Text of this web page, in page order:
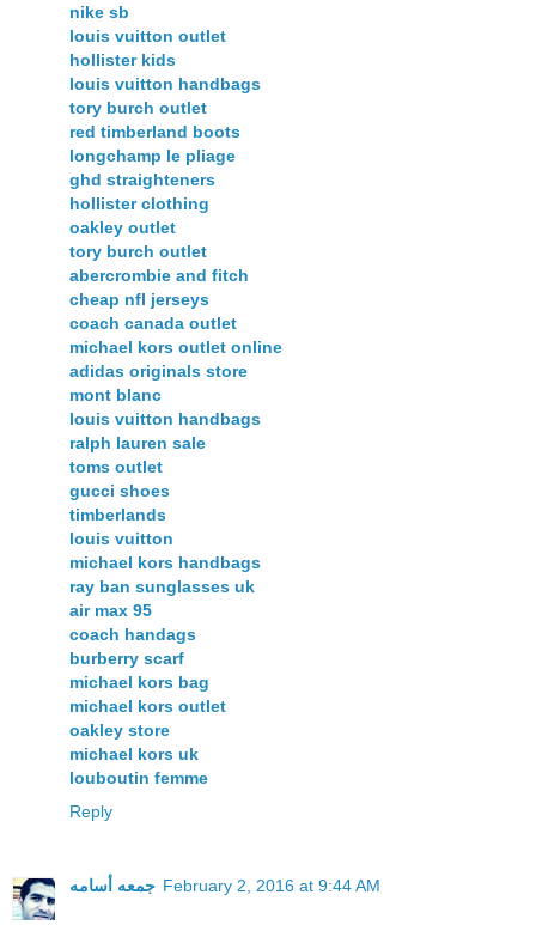
nike sb
louis vuitton outlet
hollister kids
louis vuitton handbags
tory burch outlet
red timberland boots
longchamp le pliage
ghd straighteners
hollister clothing
oakley outlet
tory burch outlet
abercrombie and fitch
cheap nfl jerseys
coach canada outlet
michael kors outlet online
adidas originals store
mont blanc
louis vuitton handbags
ralph lauren sale
toms outlet
gucci shoes
timberlands
louis vuitton
michael kors handbags
ray ban sunglasses uk
air max 95
coach handags
burberry scarf
michael kors bag
michael kors outlet
oakley store
michael kors uk
louboutin femme
Reply
جمعه أسامه February 2, 2016 at 9:44 AM